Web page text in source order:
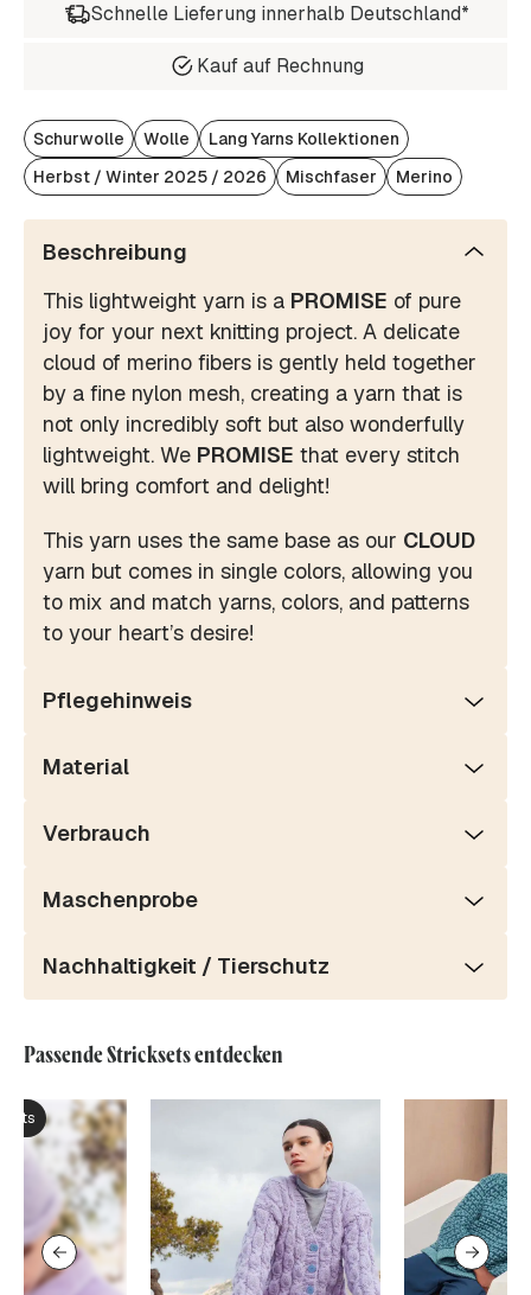
Schnelle Lieferung innerhalb Deutschland*
Kauf auf Rechnung
Schurwolle Wolle
Lang Yarns Kollektionen
Herbst / Winter 2025 / 2026
Mischfaser Merino
Beschreibung
This lightweight yarn is a PROMISE of pure
joy for your next knitting project. A delicate
cloud of merino fibers is gently held together
by a fine nylon mesh, creating a yarn that is
not only incredibly soft but also wonderfully
lightweight. We PROMISE that every stitch
will bring comfort and delight!
This yarn uses the same base as our CLOUD
yarn but comes in single colors, allowing you
to mix and match yarns, colors, and patterns
to your heart’s desire!
Pflegehinweis
Material
Verbrauch
Maschenprobe
Nachhaltigkeit / Tierschutz
Passende Stricksets entdecken